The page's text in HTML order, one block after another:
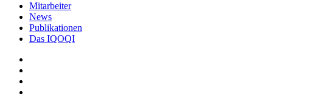
Mitarbeiter
News
Publikationen
Das IQOQI